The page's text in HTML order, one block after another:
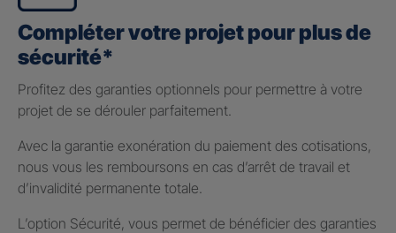
Compléter votre projet pour plus de
sécurité*
Profitez des garanties optionnels pour permettre à votre
projet de se dérouler parfaitement.
Avec la garantie exonération du paiement des cotisations,
nous vous les remboursons en cas d’arrêt de travail et
d’invalidité permanente totale.
L’option Sécurité, vous permet de bénéficier des garanties